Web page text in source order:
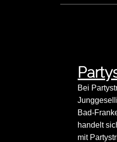
Bei
Bad-
handelt
mit